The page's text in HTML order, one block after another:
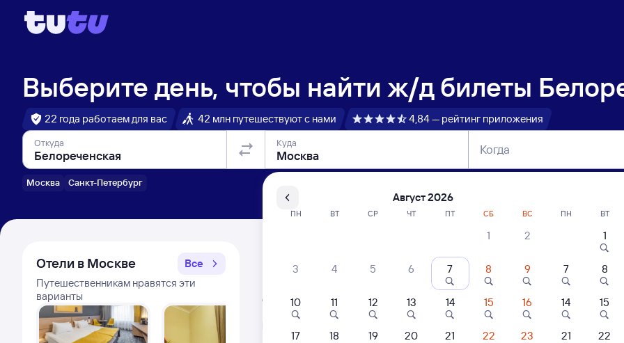
Выберите день, чтобы найти ж/д билеты
22 года работаем для вас 42 млн путешествуют с нами 4,84 — рейтинг приложения
Откуда
Москва Санкт-Петербург
Куда Когда
Отели в Москве
Все
Путешественникам нравятся эти
варианты
Расписание поездов Белореченская — Москва
Расписание поездов Москва — Белореченская
Открыта продажа билетов на 4 ноября. Отправление и прибытие по местному
Тип вагона
Любой
Август 2026
ПН ВТ СР ЧТ ПТ СБ ВС
1 2
3 4 5 6 7 8 9
10 11 12 13 14 15 16
17 18 19 20 21 22 23
ПН ВТ
1
7 8
14 15
21 22